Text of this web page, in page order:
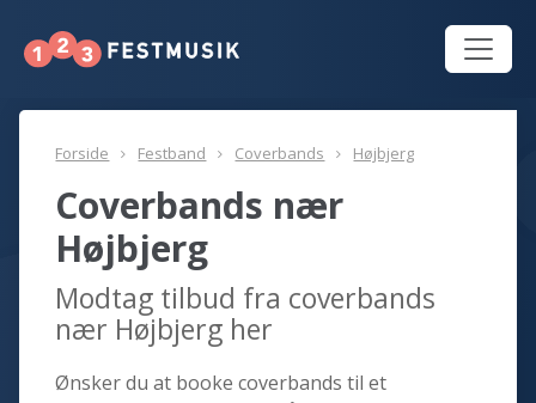
Forside Festband Coverbands Højbjerg
Coverbands nær
Højbjerg
Modtag tilbud fra coverbands
nær Højbjerg her
Ønsker du at booke coverbands til et